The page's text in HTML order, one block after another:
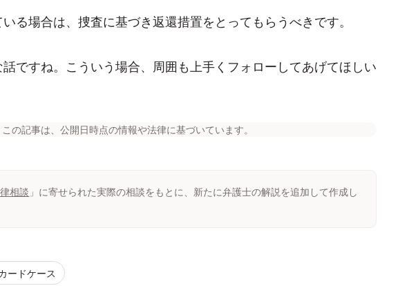
る場合は、捜査に基づき返還措置をとってもらうべきです。
ですね。こういう場合、周囲も上手くフォローしてあげてほしい
この記事は、公開日時点の情報や法律に基づいています。
相談 」に寄せられた実際の相談をもとに、新たに弁護士の解説を追加して作成し
ードケース